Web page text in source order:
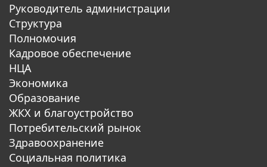
Руководитель администрации
Структура
Полномочия
Кадровое обеспечение
НЦА
Экономика
Образование
ЖКХ и благоустройство
Потребительский рынок
Здравоохранение
Социальная политика